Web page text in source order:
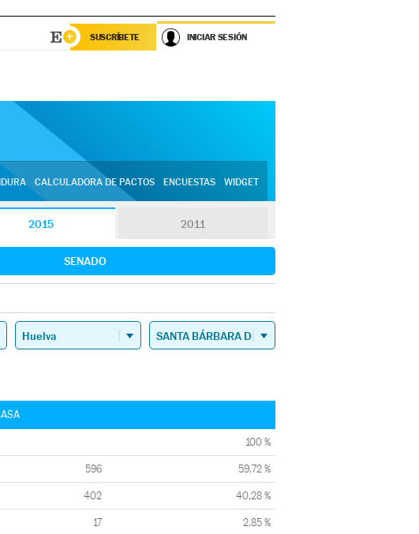
SUSCRÍBETE INICIAR SESIÓN
CALCULADORA DE PACTOS ENCUESTAS WIDGET
2015 2011
SENADO
100 %
596 59,72 %
402 40,28 %
17 2,85 %